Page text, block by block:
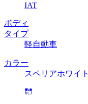
IAT
ボディ
タイプ
軽自動車
カラー
スペリアホワイト